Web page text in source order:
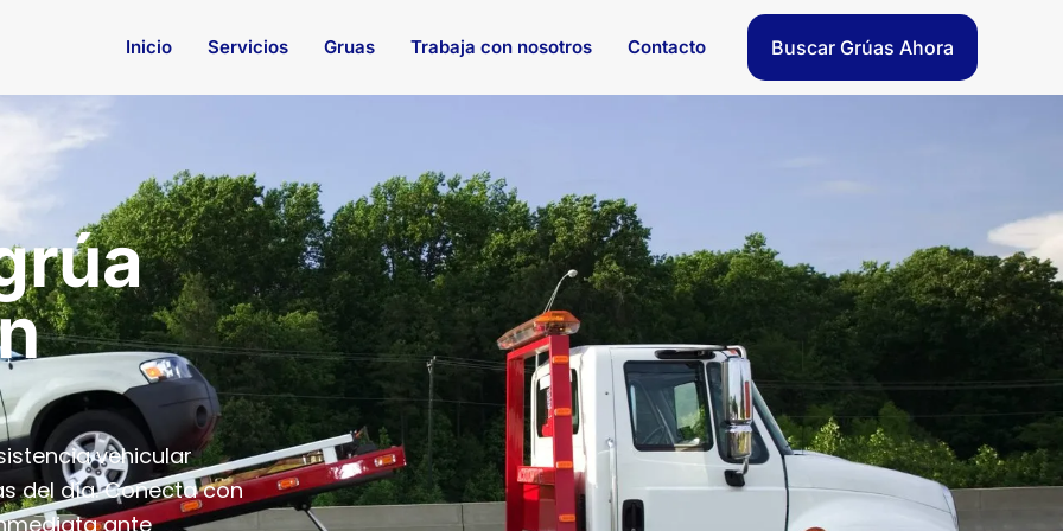
Inicio Servicios Gruas Trabaja con nosotros Contacto Buscar Grúas Ahora
vehicular
del día. Conecta con
ante